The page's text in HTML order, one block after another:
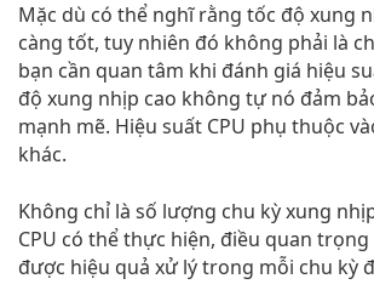
Mặc dù có thể nghĩ rằng tốc độ xung
càng tốt, tuy nhiên đó không phải là
bạn cần quan tâm khi đánh giá hiệu
độ xung nhịp cao không tự nó đảm
mạnh mẽ. Hiệu suất CPU phụ thuộc
khác.
Không chỉ là số lượng chu kỳ xung
CPU có thể thực hiện, điều quan
được hiệu quả xử lý trong mỗi chu kỳ